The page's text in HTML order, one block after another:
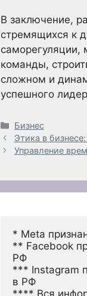
В заключение,
стремящихся к
саморегуляции,
команды,
сложном и
успешного
Рубрики
Бизнес
Этика в
Управление
* Meta
** Facebook
РФ
*** Instagram
в РФ
**** Вся